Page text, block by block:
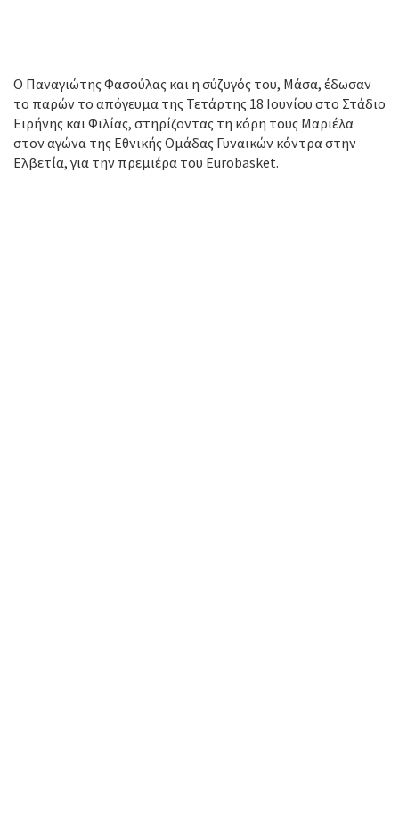
Ο Παναγιώτης Φασούλας και η σύζυγός του, Μάσα, έδωσαν
το παρών το απόγευμα της Τετάρτης 18 Ιουνίου στο Στάδιο
Ειρήνης και Φιλίας, στηρίζοντας τη κόρη τους Μαριέλα
στον αγώνα της Εθνικής Ομάδας Γυναικών κόντρα στην
Ελβετία, για την πρεμιέρα του Eurobasket.